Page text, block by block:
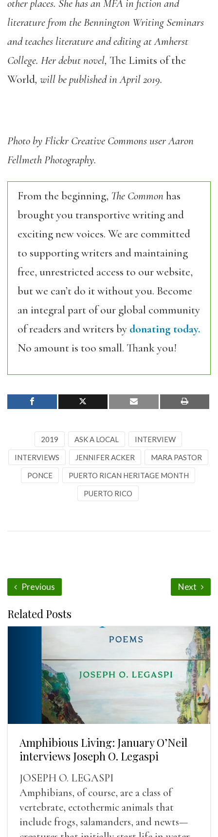
other places. She has an MFA in fiction and
literature from the Bennington Writing Seminars
and teaches literature and editing at Amherst
College. Her debut novel, The Limits of the
World, will be published in April 2019.
Photo by Flickr Creative Commons user Aaron
Fellmeth Photography.
From the beginning, The Commonhas
brought you transportive writing and
exciting new voices. We are committed
to supporting writers and maintaining
free, unrestricted access to our website,
but we can’t do it without you. Become
an integral part of our global community
of readers and writers by donating today.
No amount is too small. Thank you!
2019 ASK A LOCAL INTERVIEW
INTERVIEWS JENNIFER ACKER MARA PASTOR
PONCE PUERTO RICAN HERITAGE MONTH
PUERTO RICO
Previous Next
Related Posts
Amphibious Living: January O’Neil
interviews Joseph O. Legaspi
JOSEPH O. LEGASPI
Amphibians, of course, are a class of
vertebrate, ectothermic animals that
include frogs, salamanders, and newts—